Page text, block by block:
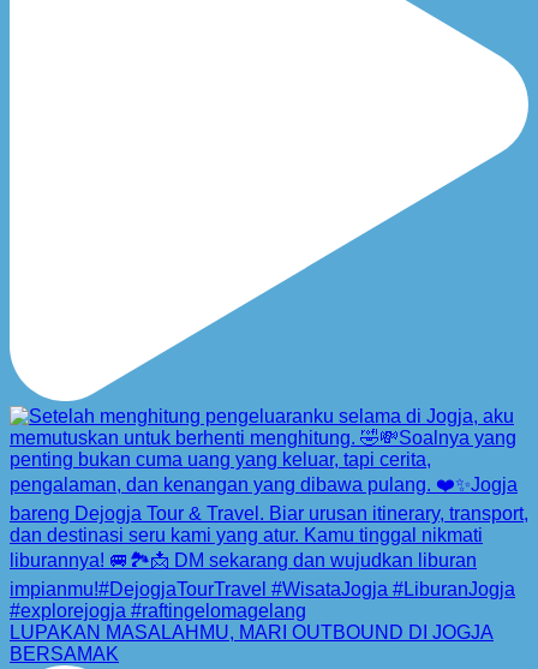
LUPAKAN MASALAHMU, MARI OUTBOUND DI JOGJA
BERSAMAK